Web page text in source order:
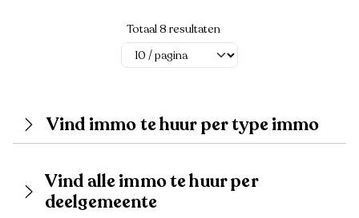
Totaal 8 resultaten
Vind immo te huur per type immo
Vind alle immo te huur per
deelgemeente